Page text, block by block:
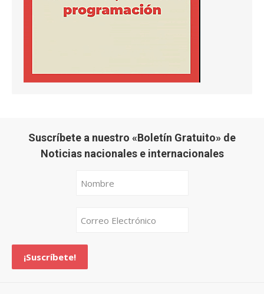
Suscríbete a nuestro «Boletín Gratuito» de
Noticias nacionales e internacionales